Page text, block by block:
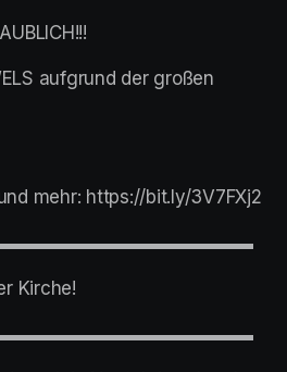
aufgrund der großen
mehr: https://bit.ly/3V7FXj2
Kirche!